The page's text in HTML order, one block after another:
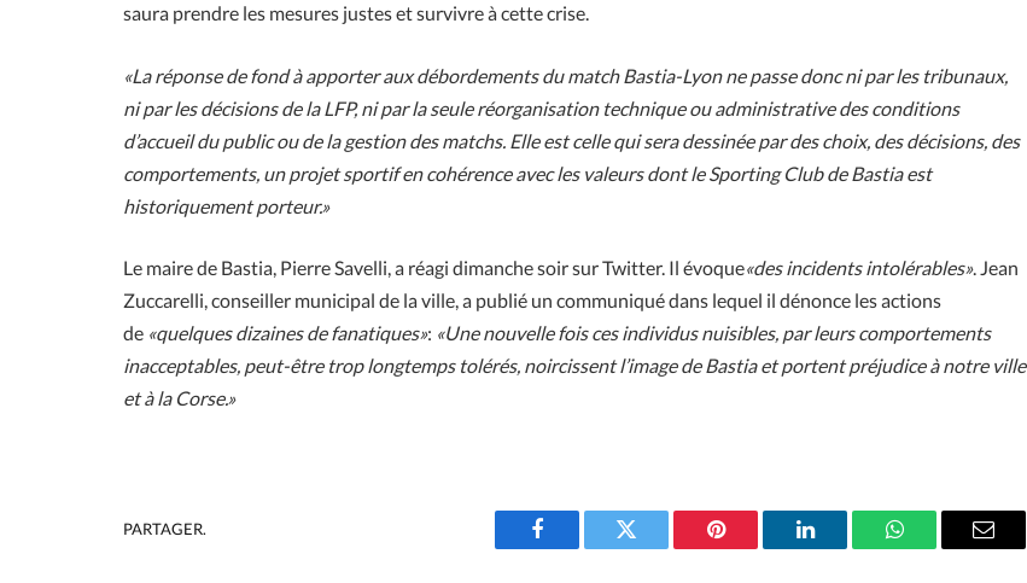
saura prendre les mesures justes et survivre à cette crise.
«La réponse de fond à apporter aux débordements du match Bastia-Lyon ne passe donc ni par les tribunaux,
ni par les décisions de la LFP, ni par la seule réorganisation technique ou administrative des conditions
d’accueil du public ou de la gestion des matchs. Elle est celle qui sera dessinée par des choix, des décisions, des
comportements, un projet sportif en cohérence avec les valeurs dont le Sporting Club de Bastia est
historiquement porteur.»
Le maire de Bastia, Pierre Savelli, a réagi dimanche soir sur Twitter. Il évoque«des incidents intolérables». Jean
Zuccarelli, conseiller municipal de la ville, a publié un communiqué dans lequel il dénonce les actions
de «quelques dizaines de fanatiques»: «Une nouvelle fois ces individus nuisibles, par leurs comportements
inacceptables, peut-être trop longtemps tolérés, noircissent l’image de Bastia et portent préjudice à notre ville
et à la Corse.»
PARTAGER.
Facebook Twitter Pinterest LinkedIn WhatsAppEmail